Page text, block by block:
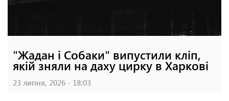
"Жадан і Собаки" випустили кліп,
якій зняли на даху цирку в Харкові
23 липня, 2026 - 18:03